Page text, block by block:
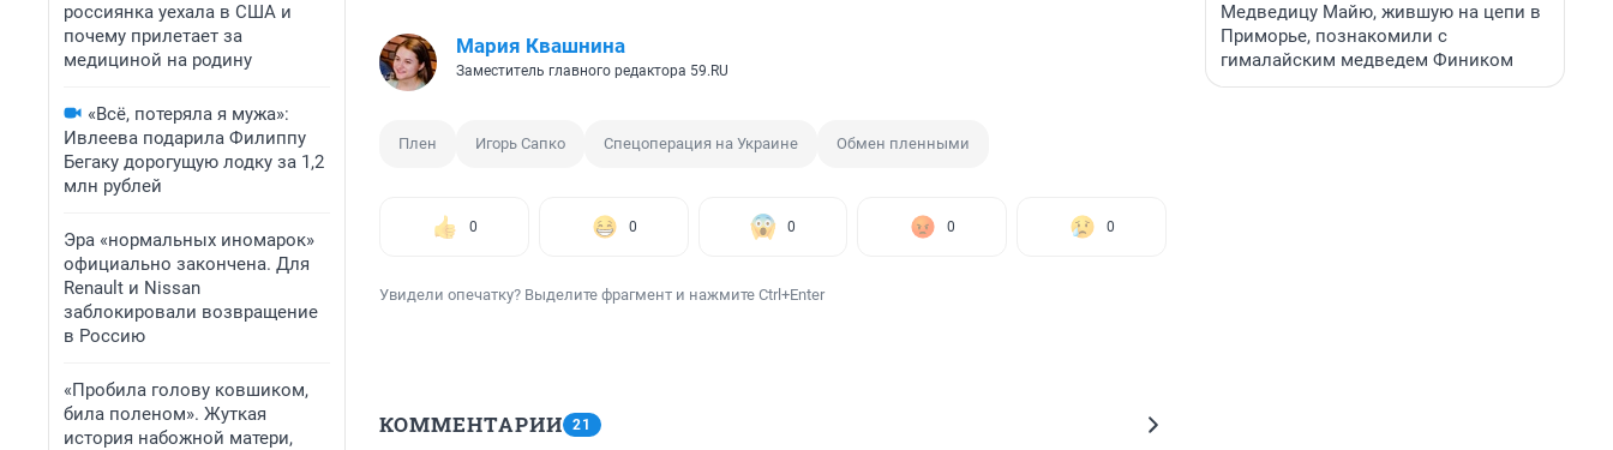
россиянка уехала в США и
почему прилетает за
медициной на родину
«Всё, потеряла я мужа»:
Ивлеева подарила Филиппу
Бегаку дорогущую лодку за 1,2
млн рублей
Эра «нормальных иномарок»
официально закончена. Для
Renault и Nissan
заблокировали возвращение
в Россию
«Пробила голову ковшиком,
била поленом». Жуткая
история набожной матери,
Мария Квашнина
Заместитель главного редактора 59.RU
Плен Игорь Сапко Спецоперация на Украине Обмен пленными
0 0 0 0 0
Увидели опечатку? Выделите фрагмент и нажмите Ctrl+Enter
КОММЕНТАРИИ 21
Медведицу Майю, жившую на цепи в
Приморье, познакомили с
гималайским медведем Фиником